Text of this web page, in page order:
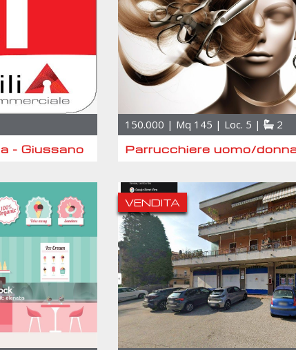
- Giussano
150.000 | Mq 145 | Loc. 5 |
2
Parrucchiere uomo/
VENDITA